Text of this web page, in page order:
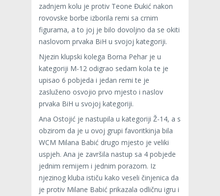
zadnjem kolu je protiv Teone Đukić nakon
rovovske borbe izborila remi sa crnim
figurama, a to joj je bilo dovoljno da se okiti
naslovom prvaka BiH u svojoj kategoriji.
Njezin klupski kolega Borna Pehar je u
kategoriji M-12 odigrao sedam kola te je
upisao 6 pobjeda i jedan remi te je
zasluženo osvojio prvo mjesto i naslov
prvaka BiH u svojoj kategoriji.
Ana Ostojić je nastupila u kategoriji Ž-14, a s
obzirom da je u ovoj grupi favoritkinja bila
WCM Milana Babić drugo mjesto je veliki
uspjeh. Ana je završila nastup sa 4 pobjede
jednim remijem i jednim porazom. Iz
njezinog kluba ističu kako veseli činjenica da
je protiv Milane Babić prikazala odličnu igru i